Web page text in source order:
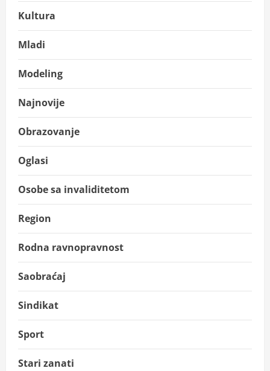
Kultura
Mladi
Modeling
Najnovije
Obrazovanje
Oglasi
Osobe sa invaliditetom
Region
Rodna ravnopravnost
Saobraćaj
Sindikat
Sport
Stari zanati